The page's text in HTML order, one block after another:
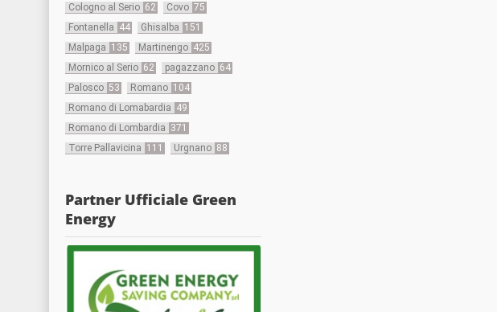
Cologno al Serio 62 Covo 75
Fontanella 44 Ghisalba 151
Malpaga 135 Martinengo 425
Mornico al Serio 62 pagazzano 64
Palosco 53 Romano 104
Romano di Lomabardia 49
Romano di Lombardia 371
Torre Pallavicina 111 Urgnano 88
Partner Ufficiale Green
Energy